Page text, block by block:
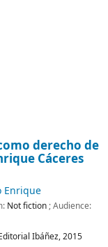
derecho de
Cáceres
Enrique
Not fiction; Audience:
Ibáñez,2015